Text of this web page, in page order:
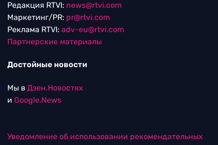
Редакция RTVI: news@rtvi.com
Маркетинг/PR: pr@rtvi.com
Реклама RTVI: adv-eu@rtvi.com
Партнерские материалы
Достойные новости
Мы в Дзен.Новостях
и Google.News
Уведомление об использовании рекомендательных